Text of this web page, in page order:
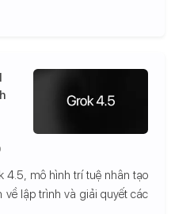
4.5, mô hình trí tuệ nhân tạo
lập trình và giải quyết các